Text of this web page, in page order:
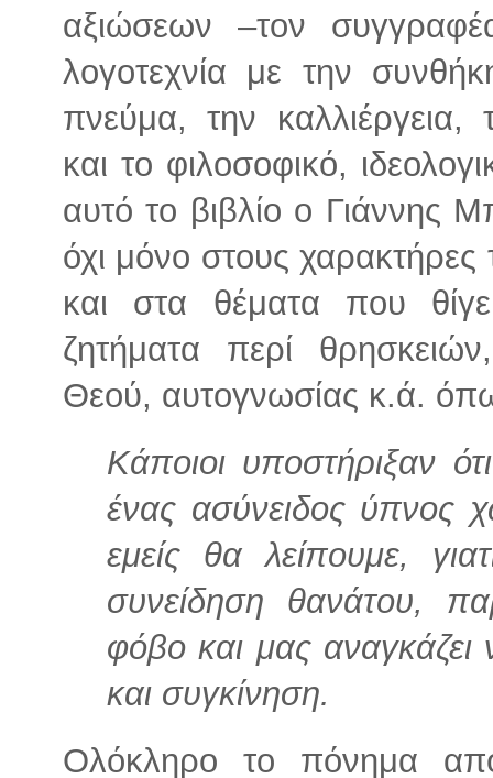
αξιώσεων –τον
λογοτεχνία με την
πνεύμα, την καλλιέργεια,
και το φιλοσοφικό,
αυτό το βιβλίο ο Γιάννης
όχι μόνο στους
και στα θέματα που
ζητήματα περί
Θεού, αυτογνωσίας κ.ά.
Κάποιοι υποστήριξαν
ένας ασύνειδος ύπνος
εμείς θα λείπουμε,
συνείδηση θανάτου,
φόβο και μας
και συγκίνηση.
Ολόκληρο το πόνημα